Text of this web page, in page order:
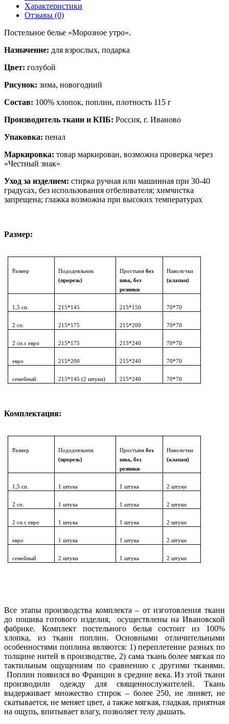
Характеристики
Отзывы (0)
Постельное белье «Морозное утро».
Назначение: для взрослых, подарка
Цвет: голубой
Рисунок: зима, новогодний
Состав: 100% хлопок, поплин, плотность 115 г
Производитель ткани и КПБ: Россия, г. Иваново
Упаковка: пенал
Маркировка: товар маркирован, возможна проверка через
«Честный знак»
Уход за изделием: стирка ручная или машинная при 30-40
градусах, без использования отбеливателя; химчистка
запрещена; глажка возможна при высоких температурах
Размер:
Размер
Пододеяльник
(прорезь)
Простынябез
шва, без
резинки
Наволочки
(клапан)
1,5 сп. 215*145 215*150 70*70
2 сп. 215*175 215*200 70*70
2 сп.с евро 215*175 215*240 70*70
евро 215*200 215*240 70*70
семейный 215*145 (2 штуки) 215*240 70*70
Комплектация:
Размер
Пододеяльник
(прорезь)
Простынябез
шва, без
резинки
Наволочки
(клапан)
1,5 сп. 1 штука 1 штука 2 штуки
2 сп. 1 штука 1 штука 2 штуки
2 сп.с евро 1 штука 1 штука 2 штуки
евро 1 штука 1 штука 2 штуки
семейный 2 штуки 1 штука 2 штуки
Все этапы производства комплекта – от изготовления ткани
до пошива готового изделия, осуществлены на Ивановской
фабрике. Комплект постельного белья состоит из 100%
хлопка, из ткани поплин. Основными отличительными
особенностями поплина являются: 1) переплетение разных по
толщине нитей в производстве, 2) сама ткань более мягкая по
тактильным ощущениям по сравнению с другими тканями.
Поплин появился во Франции в средние века. Из этой ткани
производили одежду для священнослужителей. Ткань
выдерживает множество стирок – более 250, не линяет, не
скатывается, не меняет цвет, а также мягкая, гладкая, приятная
на ощупь, впитывает влагу, позволяет телу дышать.